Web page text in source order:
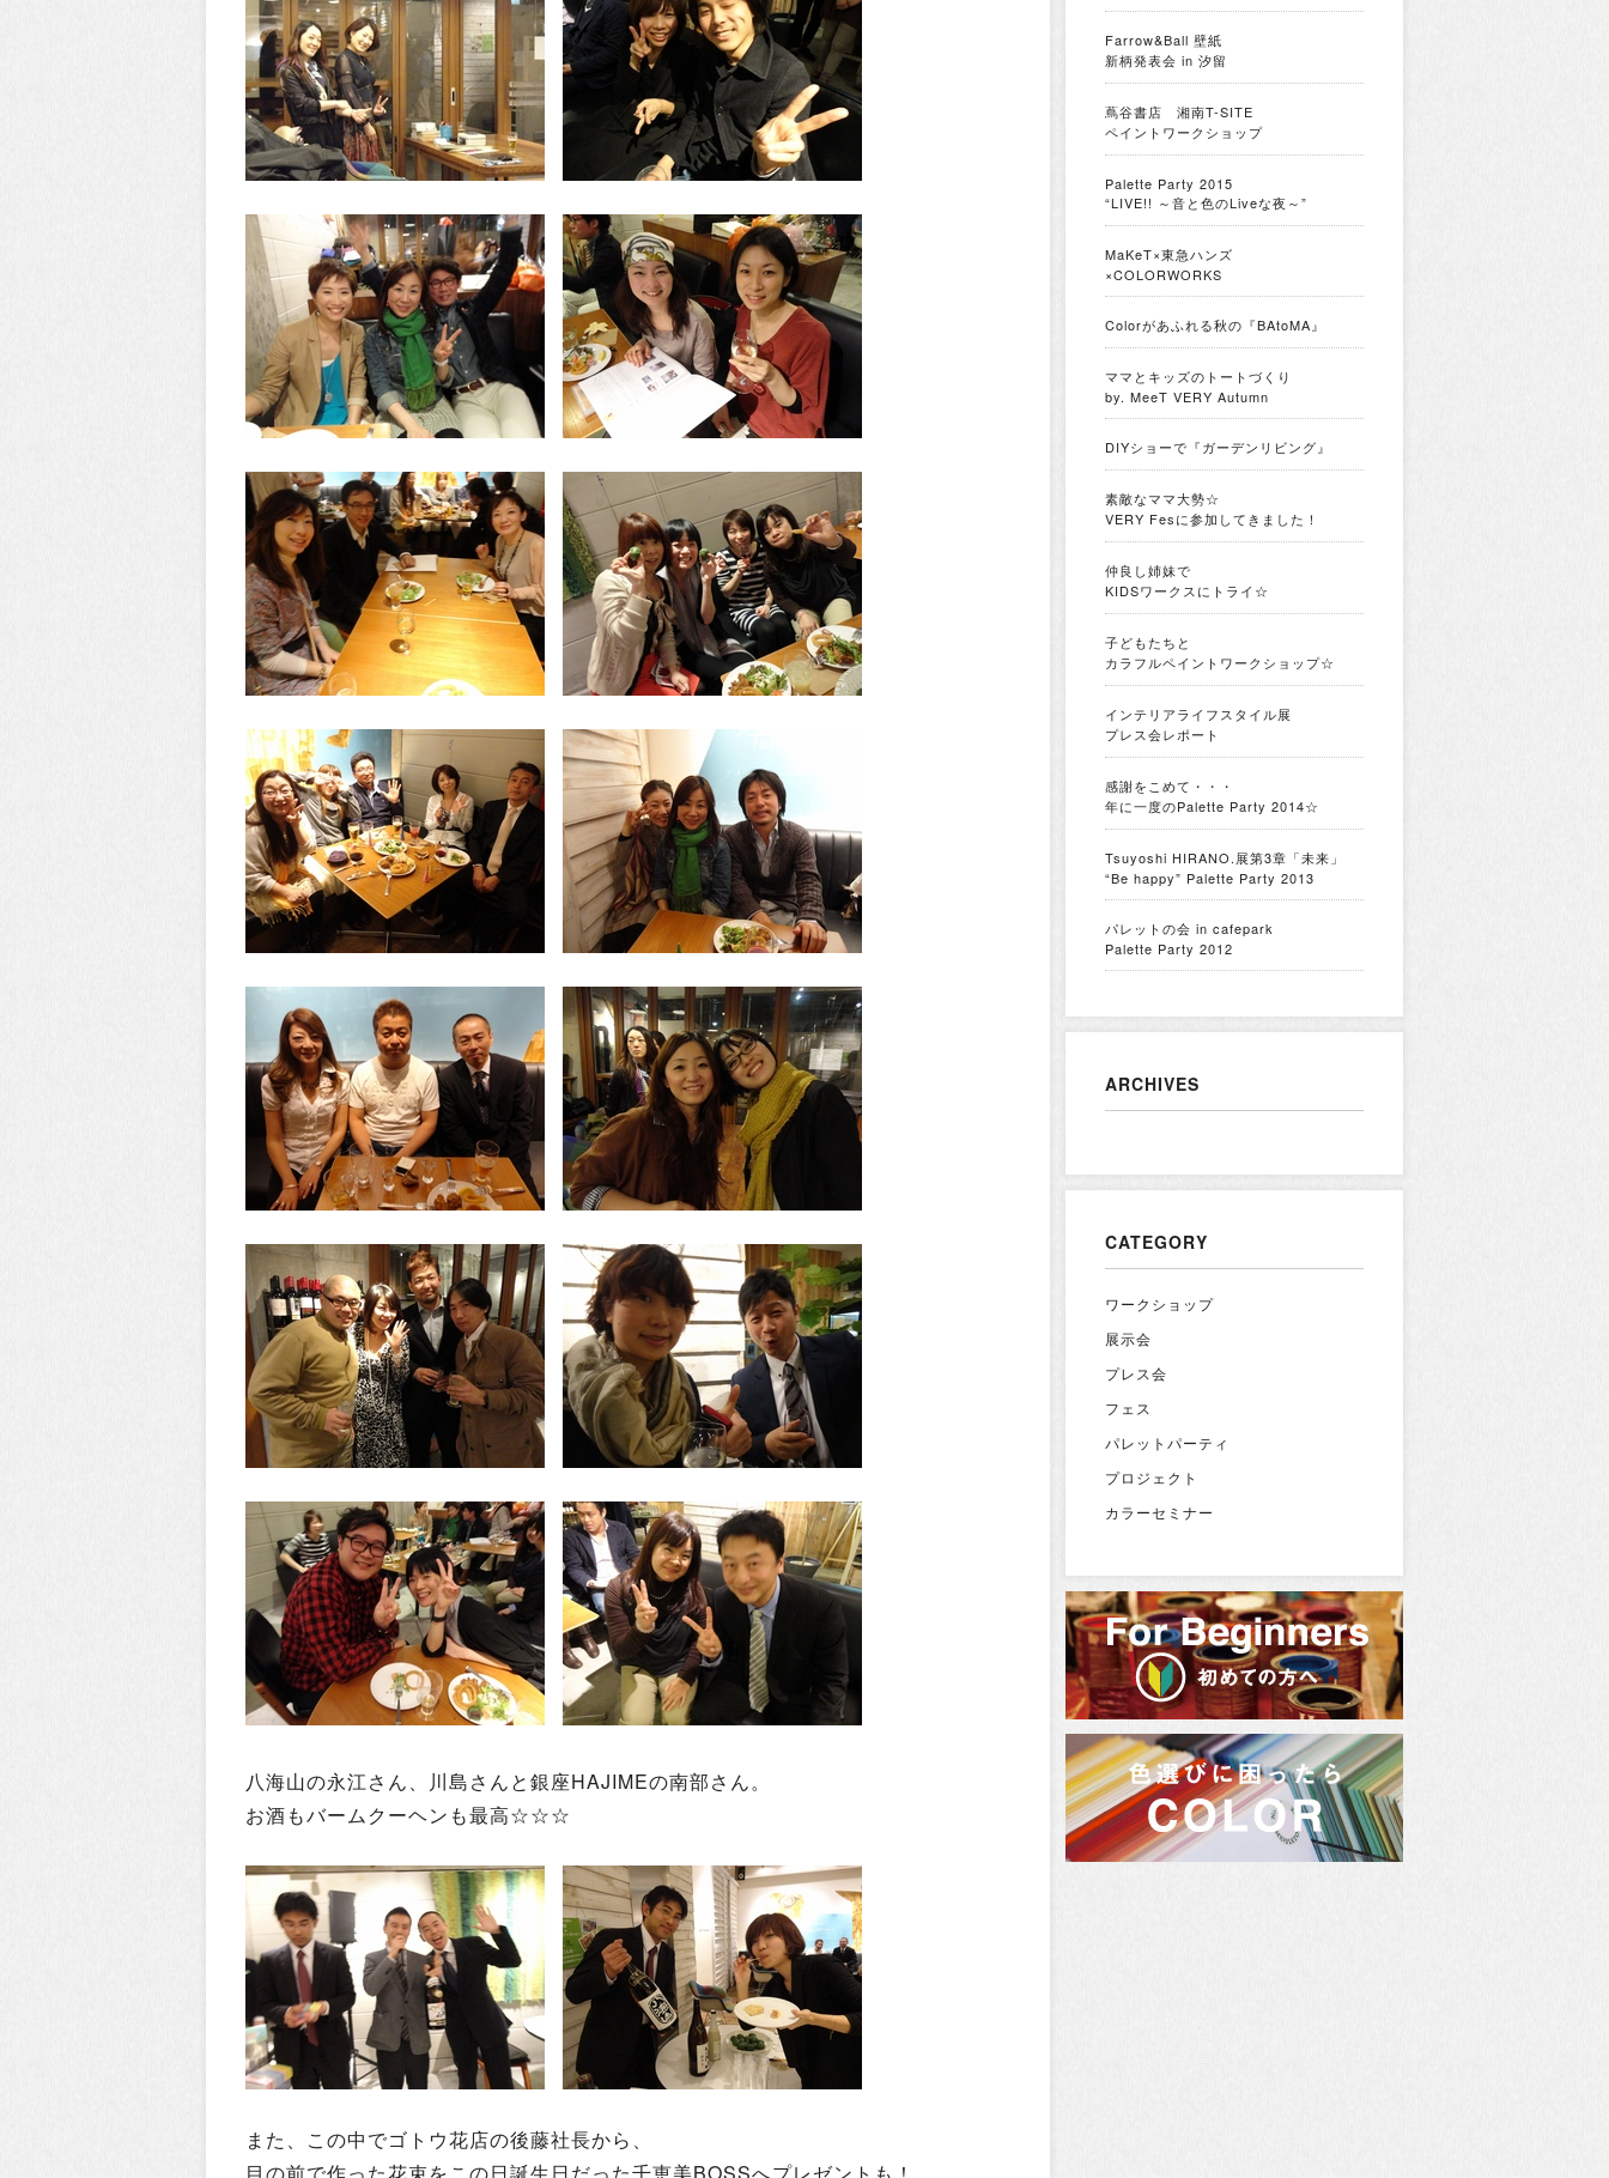
八海山の永江さん、川島さんと銀座HAJIMEの南部さん。
お酒もバームクーヘン も最高☆☆☆
また、この中でゴトウ花店の後藤社長から、
Farrow&Ball 壁紙
新柄発表会 in 汐留
蔦谷書店 湘南T-SITE
ペイントワークショップ
Palette Party 2015
“LIVE!! ～音と色のLiveな夜～”
MaKeT×東急ハンズ
×COLORWORKS
Colorがあふれる秋の『BAtoMA』
ママとキッズのトートづくり
by. MeeT VERY Autumn
DIYショーで『ガーデンリビング』
素敵なママ大勢☆
VERY Fesに参加してきました！
仲良し姉妹で
KIDSワークスにトライ☆
子どもたちと
カラフルペイントワークショップ☆
インテリアライフスタイル展
プレス会レポート
感謝をこめて・・・
年に一度のPalette Party 2014☆
Tsuyoshi HIRANO.展第3章「未来」
“Be happy” Palette Party 2013
パレットの会 in cafepark
Palette Party 2012
ARCHIVES
CATEGORY
ワークショップ
展示会
プレス会
フェス
パレットパーティ
プロジェクト
カラーセミナー